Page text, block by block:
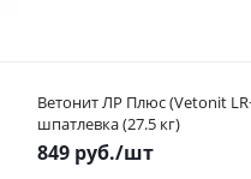
Ветонит ЛР Плюс (Vetonit
шпатлевка (27.5 кг)
849 руб./шт